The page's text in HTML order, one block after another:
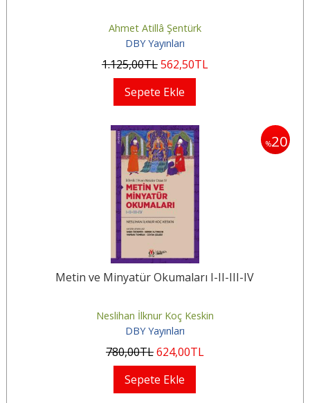
Ahmet Atillâ Şentürk
DBY Yayınları
1.125,00TL562,50TL
Sepete Ekle
%20
Metin ve Minyatür Okumaları I-II-III-IV
Neslihan İlknur Koç Keskin
DBY Yayınları
780,00TL624,00TL
Sepete Ekle